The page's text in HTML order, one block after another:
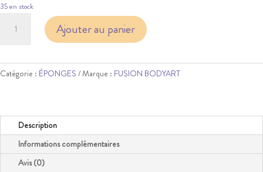
35 en stock
PETAL
Ajouter au panier
Catégorie : ÉPONGES Marque : FUSION BODYART
Description
Informations complémentaires
Avis (0)